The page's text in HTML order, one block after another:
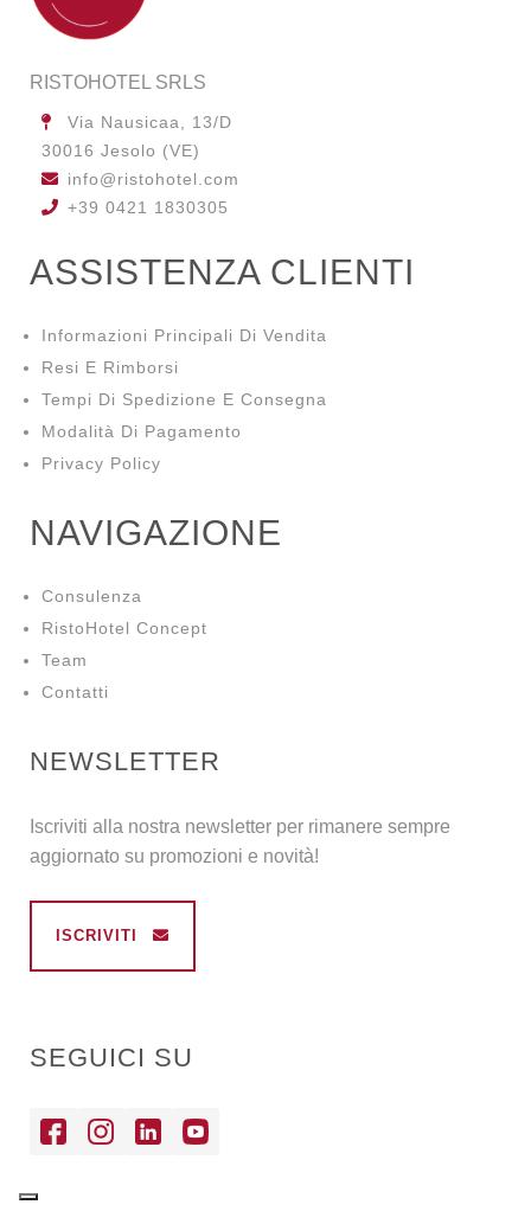
RISTOHOTEL SRLS
Via Nausicaa, 13/D
30016 Jesolo (VE)
info@ristohotel.com
+39 0421 1830305
ASSISTENZA CLIENTI
Informazioni Principali Di Vendita
Resi E Rimborsi
Tempi Di Spedizione E Consegna
Modalità Di Pagamento
Privacy Policy
NAVIGAZIONE
Consulenza
RistoHotel Concept
Team
Contatti
NEWSLETTER
Iscriviti alla nostra newsletter per rimanere sempre
aggiornato su promozioni e novità!
ISCRIVITI
SEGUICI SU